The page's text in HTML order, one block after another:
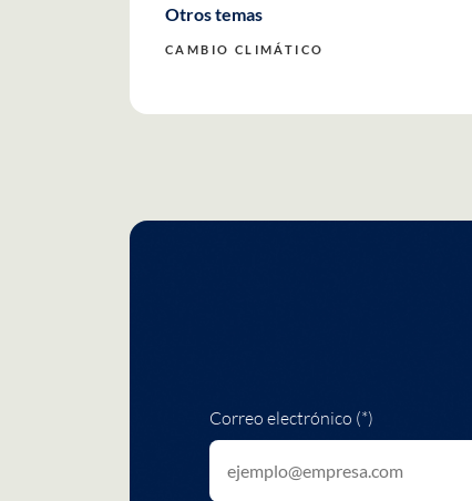
Otros temas
CAMBIO CLIMÁTICO
Correo electrónico (*)